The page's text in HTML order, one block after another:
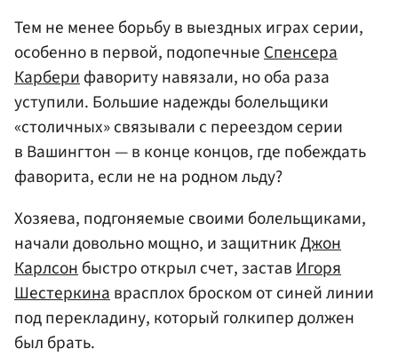
Тем не менее борьбу в выездных играх серии,
особенно в первой, подопечныеСпенсера
Карберифавориту навязали, но оба раза
уступили. Большие надежды болельщики
«столичных» связывали с переездом серии
в Вашингтон — в конце концов, где побеждать
фаворита, если не на родном льду?
Хозяева, подгоняемые своими болельщиками,
начали довольно мощно, и защитникДжон
Карлсонбыстро открыл счет, заставИгоря
Шестеркинаврасплох броском от синей линии
под перекладину, который голкипер должен
был брать.